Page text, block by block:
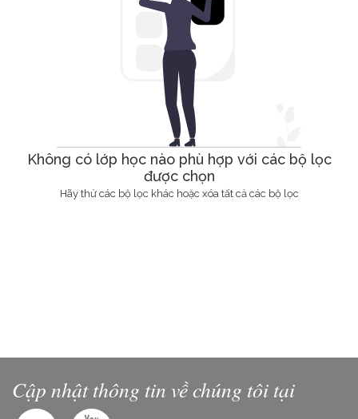
Không có lớp học nào phù hợp với các bộ lọc
được chọn
Hãy thử các bộ lọc khác hoặc xóa tất cả các bộ lọc
Cập nhật thông tin về chúng tôi tại